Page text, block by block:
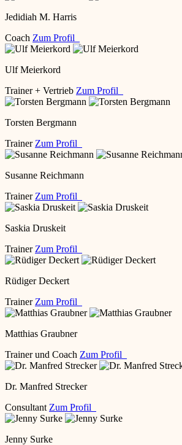
Jedidiah M. Harris
Coach Zum Profil
Ulf Meierkord
Trainer + Vertrieb Zum Profil
Torsten Bergmann
Trainer Zum Profil
Susanne Reichmann
Trainer Zum Profil
Saskia Druskeit
Trainer Zum Profil
Rüdiger Deckert
Trainer Zum Profil
Matthias Graubner
Trainer und Coach Zum Profil
Dr. Manfred Strecker
Consultant Zum Profil
Jenny Surke